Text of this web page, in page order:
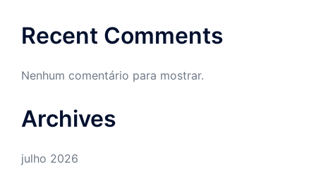
Recent Comments
Nenhum comentário para mostrar.
Archives
julho 2026